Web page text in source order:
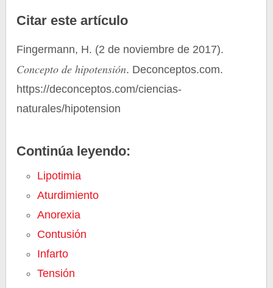
Citar este artículo
Fingermann, H. (2 de noviembre de 2017).
Concepto de hipotensión. Deconceptos.com.
https://deconceptos.com/ciencias-
naturales/hipotension
Continúa leyendo:
Lipotimia
Aturdimiento
Anorexia
Contusión
Infarto
Tensión